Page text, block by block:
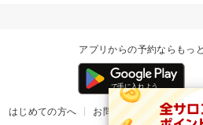
アプリからの予約ならもっ
はじめての方へ お問い合わせ ヘルプ